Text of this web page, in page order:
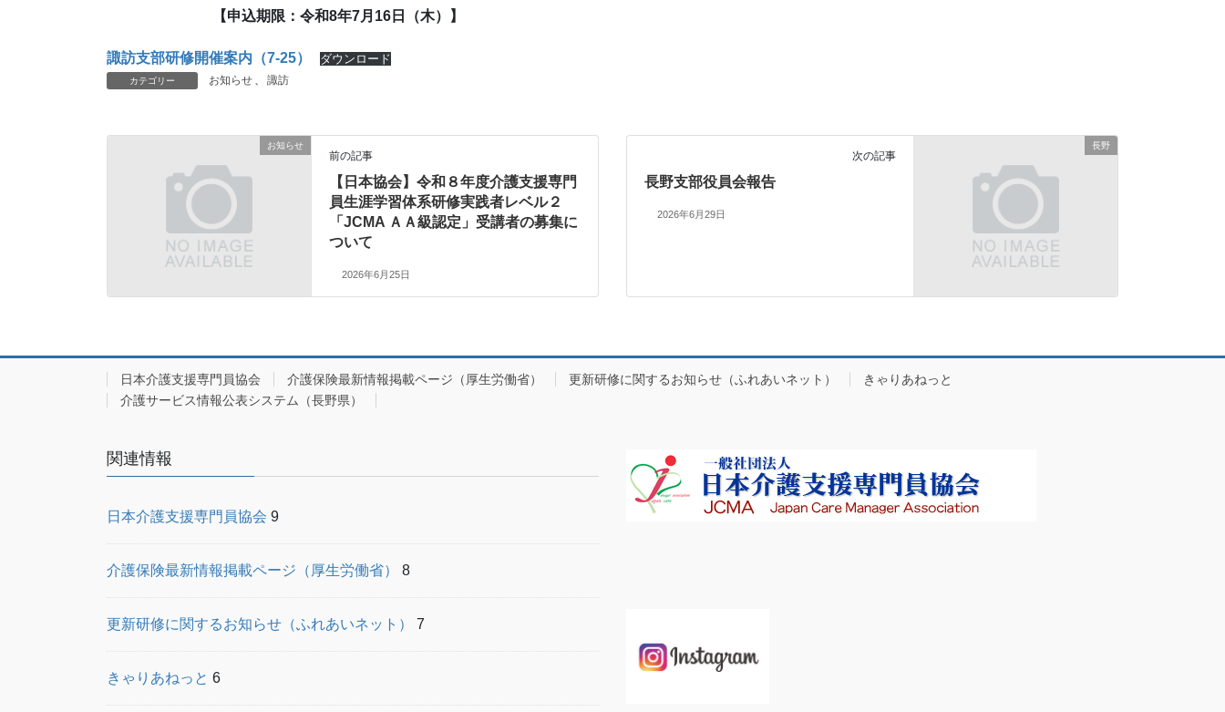
【申込期限：令和8年7月16日（木）】
諏訪支部研修開催案内（7-25） ダウンロード
カテゴリー お知らせ 、 諏訪
お知らせ
前の記事
【日本協会】令和８年度介護支援専門
員生涯学習体系研修実践者レベル２
「JCMA ＡＡ級認定」受講者の募集に
ついて
2026年6月25日
長野
次の記事
長野支部役員会報告
2026年6月29日
日本介護支援専門員協会 介護保険最新情報掲載ページ（厚生労働省） 更新研修に関するお知らせ（ふれあいネット）
きゃりあねっと
介護サービス情報公表システム（長野県）
関連情報
日本介護支援専門員協会 9
介護保険最新情報掲載ページ（厚生労働省） 8
更新研修に関するお知らせ（ふれあいネット） 7
きゃりあねっと 6